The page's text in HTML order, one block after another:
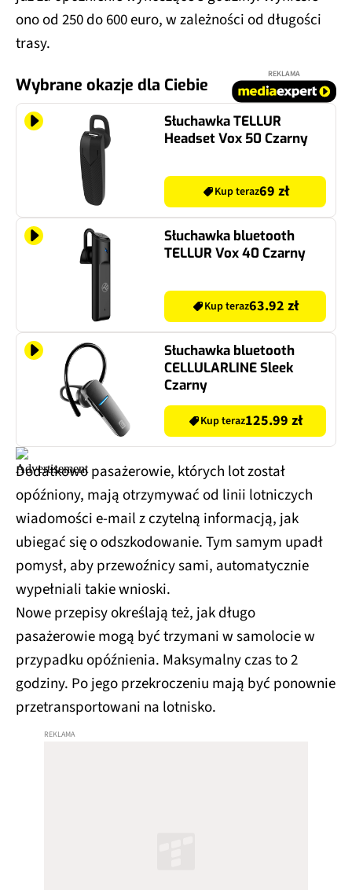
ono od 250 do 600 euro, w zależności od długości
trasy.
Wybrane okazje dla Ciebie
REKLAMA
Słuchawka TELLUR
Headset Vox 50 Czarny
Kup teraz69 zł
Słuchawka bluetooth
TELLUR Vox 40 Czarny
Kup teraz63.92 zł
Słuchawka bluetooth
CELLULARLINE Sleek
Czarny
Kup teraz125.99 zł
Dodatkowo pasażerowie, których lot został
opóźniony, mają otrzymywać od linii lotniczych
wiadomości e-mail z czytelną informacją, jak
ubiegać się o odszkodowanie. Tym samym upadł
pomysł, aby przewoźnicy sami, automatycznie
wypełniali takie wnioski.
Nowe przepisy określają też, jak długo
pasażerowie mogą być trzymani w samolocie w
przypadku opóźnienia. Maksymalny czas to 2
godziny. Po jego przekroczeniu mają być ponownie
przetransportowani na lotnisko.